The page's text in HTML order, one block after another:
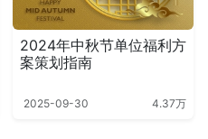
2024年中秋节单位福利方
案策划指南
2025-09-30 4.37万